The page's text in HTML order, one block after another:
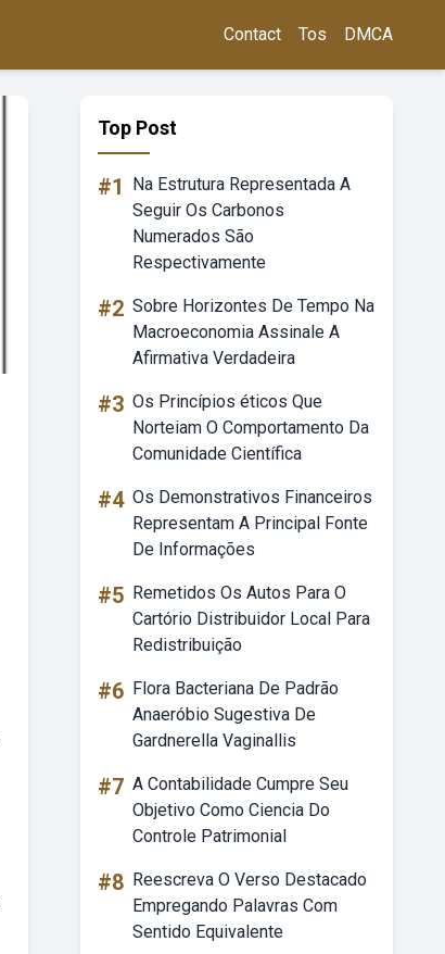
Contact Tos DMCA
Top Post
#1
Na Estrutura Representada A
Seguir Os Carbonos
Numerados São
Respectivamente
#2 Sobre Horizontes De Tempo Na
Macroeconomia Assinale A
Afirmativa Verdadeira
#3 Os Princípios éticos Que
Norteiam O Comportamento Da
Comunidade Científica
#4 Os Demonstrativos Financeiros
Representam A Principal Fonte
De Informações
#5 Remetidos Os Autos Para O
Cartório Distribuidor Local Para
Redistribuição
#6 Flora Bacteriana De Padrão
Anaeróbio Sugestiva De
Gardnerella Vaginallis
#7 A Contabilidade Cumpre Seu
Objetivo Como Ciencia Do
Controle Patrimonial
#8 Reescreva O Verso Destacado
Empregando Palavras Com
Sentido Equivalente